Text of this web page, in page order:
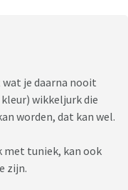
je daarna nooit
wikkeljurk die
worden, dat kan wel.
met tuniek, kan ook
zijn.